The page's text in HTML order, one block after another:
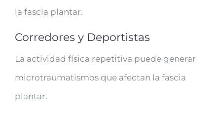
la fascia plantar.
Corredores y Deportistas
La actividad física repetitiva puede generar
microtraumatismos que afectan la fascia
plantar.